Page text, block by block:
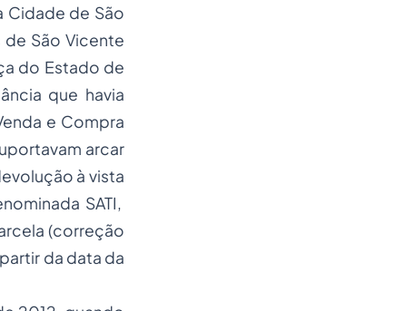
Cidade de São
de São Vicente
do Estado de
que havia
e Compra
arcar
à vista
SATI,
(correção
da data da